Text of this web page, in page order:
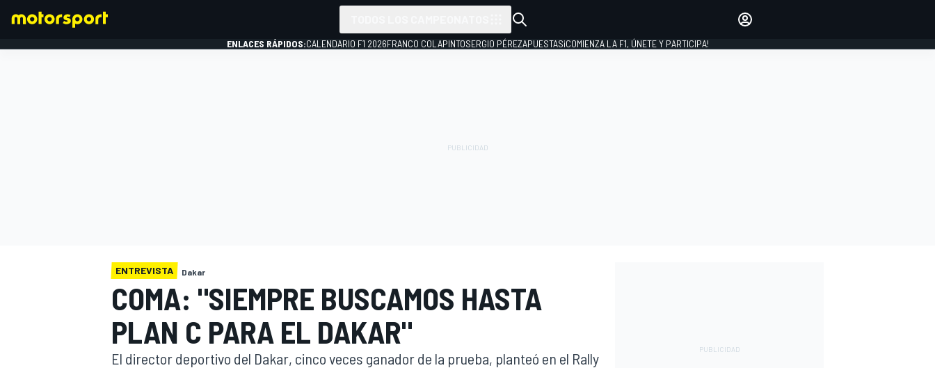
INDYCAR
INICIAR SESIÓN
ENLACES RÁPIDOS:CALENDARIO F1 2026FRANCO COLAPINTOSERGIO PÉREZAPUESTAS¡COMIENZA LA F1, ÚNETE Y PARTICIPA!
ENTREVISTA Dakar
COMA: "SIEMPRE BUSCAMOS HASTA
PLAN C PARA EL DAKAR"
El director deportivo del Dakar, cinco veces ganador de la prueba, planteó en el Rally